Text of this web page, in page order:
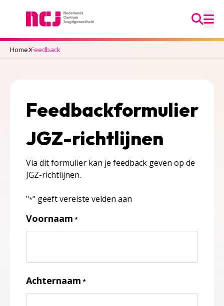
Ga
Home Feedback
Feedbackformulier
JGZ-richtlijnen
Via dit formulier kan je feedback geven op de
JGZ-richtlijnen.
"*" geeft vereiste velden aan
Voornaam *
Achternaam *